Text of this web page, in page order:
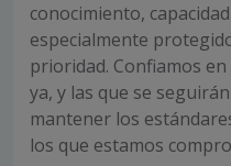
conocimiento,
especialmente
prioridad. Confiamos
ya, y las que se
mantener los
los que estamos